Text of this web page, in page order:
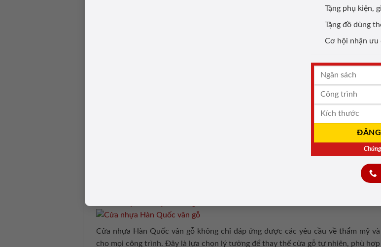
Tặng phụ kiện,
Tặng đồ dùng
Cơ hội nhận ưu
Cửa nhựa Composite Hàn Quốc là dòng cửa được làm từ chất liệu nhựa
thiết kế hiện đại, bền bỉ và tính ứng dụng cao, cửa nhựa Composite Hàn Quốc
Cửa nhựa composite Hàn Quốc có nhiều ưu điểm nổi bật, được sử dụng với
Đem lại sự ấm cúng và thẩm mỹ cho không gian riêng tư.
Nhờ khả năng chống nước tốt, cửa nhựa Composite là lựa chọn lý tưởng
Với thiết kế sang trọng, cửa mang đến sự hiện đại và tinh
Cửa nhựa Hàn Quốc vân gỗ là loại cửa được thiết kế với bề mặt phủ lớp vân gỗ
đảm bảo độ bền cao. Đây là giải pháp thay thế hoàn hảo cho cửa gỗ tự nhiên
Cửa nhựa Hàn Quốc vân gỗ không chỉ đáp ứng được các yêu cầu về thẩm mỹ
cho mọi công trình. Đây là lựa chọn lý tưởng để thay thế cửa gỗ tự nhiên, phù